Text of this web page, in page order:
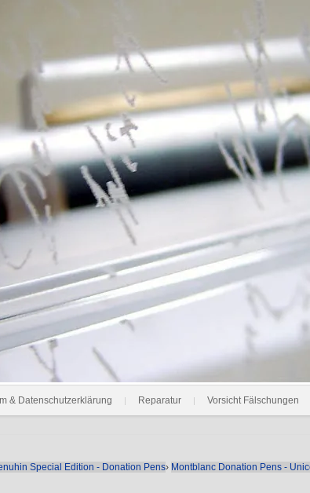
& Datenschutzerklärung | Reparatur | Vorsicht Fälschungen
Special Edition - Donation Pens› Montblanc Donation Pens -